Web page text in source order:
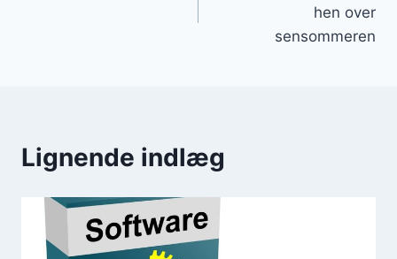
hen over
sensommeren
Lignende indlæg